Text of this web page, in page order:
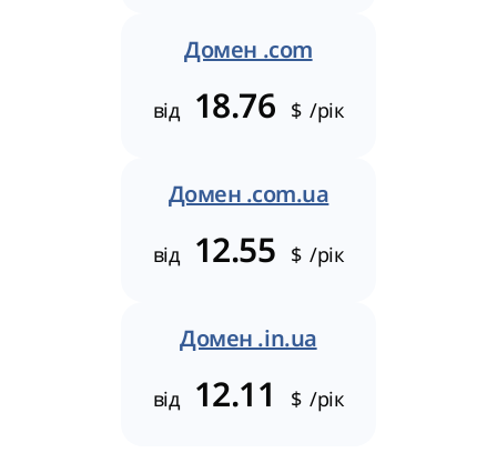
Домен .com
від 18.76 $ /рік
Домен .com.ua
від 12.55 $ /рік
Домен .in.ua
від 12.11 $ /рік